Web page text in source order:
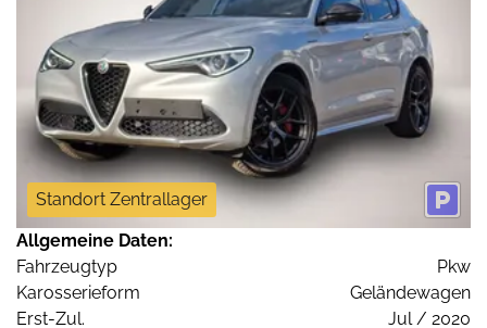
Standort Zentrallager
Allgemeine Daten:
Fahrzeugtyp
Pkw
Karosserieform
Geländewagen
Erst-Zul.
Jul / 2020